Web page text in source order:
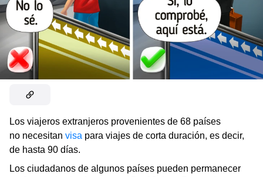
Los viajeros extranjeros provenientes de 68 países
no necesitan visa para viajes de corta duración, es decir,
de hasta 90 días.
Los ciudadanos de algunos países pueden permanecer